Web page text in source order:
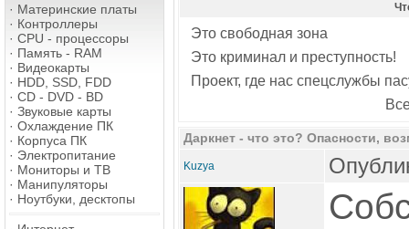
· Материнские платы
· Контроллеры
· CPU - процессоры
· Память - RAM
· Видеокарты
· HDD, SSD, FDD
· CD - DVD - BD
· Звуковые карты
· Охлаждение ПК
· Корпуса ПК
· Электропитание
· Мониторы и ТВ
· Манипуляторы
· Ноутбуки, десктопы
Это свободная зона
Это криминал и преступность!
Проект, где нас спецслужбы
Даркнет - что это? Опасности,
Kuzya